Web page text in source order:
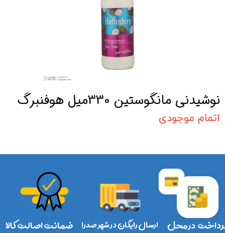
نوشیدنی مانگوستین 330میل هوفنبرگ
اتمام موجودی
ارسال رایگان در شهر صدرا در محل ضمانت اصالت کالا